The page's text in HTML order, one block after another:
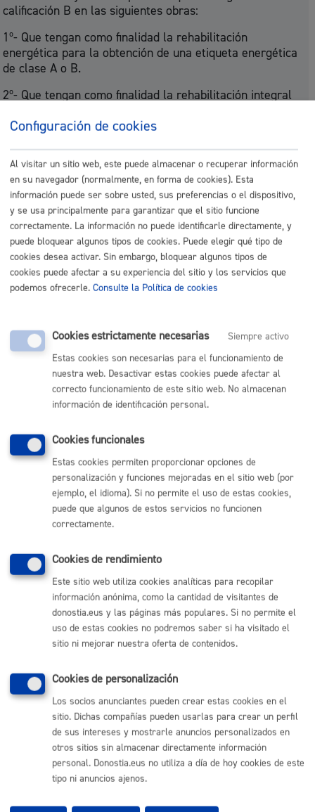
calificación B en las siguientes obras:
1º- Que tengan como finalidad la rehabilitación
energética para la obtención de una etiqueta energética
de clase A o B.
2º- Que tengan como finalidad la rehabilitación integral
accesibilidad. A estos efectos, la rehabilitación
una etiqueta de eficiencia energética de clase A o B.
Para determinar la clase, será de aplicación la
calificación energética inferior obtenida en cualquiera de
los apartados, consumo de energía primaria, kwh/m2
año y, emisiones de C02, Kg C02/m2 año.
2 c)Bonificación del 95% para las obras que se realicen
en el marco de proyectos de rehabilitación integral de
barrios o zonas del término municipal para la
La bonificación a que se refieren estas letras, b) y c),
serán aplicables exclusivamente, sobre las cantidades
cuya inversión no sea obligatoria de acuerdo con la
legislación vigente. En cualquiera de los supuestos, la
persona solicitante deberá aportar una declaración
responsable redactada por técnico competente con
presupuesto correspondiente a la obra necesaria para
cumplir la legislación vigente y el presupuesto
presentado.
Art. 8º.- Sujetos pasivos: contribuyentes
contribuyente, las personas físicas y jurídicas, las
herencias yacentes, comunidades de bienes y demás
entidades que, carentes de personalidad jurídica,
constituyen una unidad económica o un patrimonio
separado susceptible de imposición, así como las
herencias que se hallen pendientes del ejercicio de un
poder testatorio, que sean dueños de la construcción,
sobre el que se realice aquella.
Tendrá la consideración de dueño de la construcción,
instalación u obra quien soporte los gastos o el coste
que comporte su realización.
Configuración de cookies
Al visitar un sitio web, este puede almacenar o recuperar información
en su navegador (normalmente, en forma de cookies). Esta
información puede ser sobre usted, sus preferencias o el dispositivo,
y se usa principalmente para garantizar que el sitio funcione
correctamente. La información no puede identificarle directamente, y
puede bloquear algunos tipos de cookies. Puede elegir qué tipo de
cookies desea activar. Sin embargo, bloquear algunos tipos de
cookies puede afectar a su experiencia del sitio y los servicios que
podemos ofrecerle. Consulte la Política de cookies
Cookies estrictamente necesarias
Siempre activo
Estas cookies son necesarias para el funcionamiento de
nuestra web. Desactivar estas cookies puede afectar al
correcto funcionamiento de este sitio web. No almacenan
información de identificación personal.
Cookies funcionales
Estas cookies permiten proporcionar opciones de
personalización y funciones mejoradas en el sitio web (por
ejemplo, el idioma). Si no permite el uso de estas cookies,
puede que algunos de estos servicios no funcionen
correctamente.
Cookies de rendimiento
Este sitio web utiliza cookies analíticas para recopilar
información anónima, como la cantidad de visitantes de
donostia.eus y las páginas más populares. Si no permite el
uso de estas cookies no podremos saber si ha visitado el
sitio ni mejorar nuestra oferta de contenidos.
Cookies de personalización
Los socios anunciantes pueden crear estas cookies en el
sitio. Dichas compañías pueden usarlas para crear un perfil
de sus intereses y mostrarle anuncios personalizados en
otros sitios sin almacenar directamente información
personal. Donostia.eus no utiliza a día de hoy cookies de este
tipo ni anuncios ajenos.